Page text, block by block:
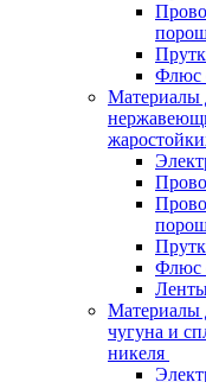
Флюс
Материалы
Флюс
Материалы
чугуна и
никеля